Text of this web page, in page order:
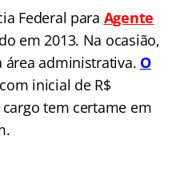
Federal para Agente
em 2013. Na ocasião,
área administrativa. O
com inicial de R$
tem certame em